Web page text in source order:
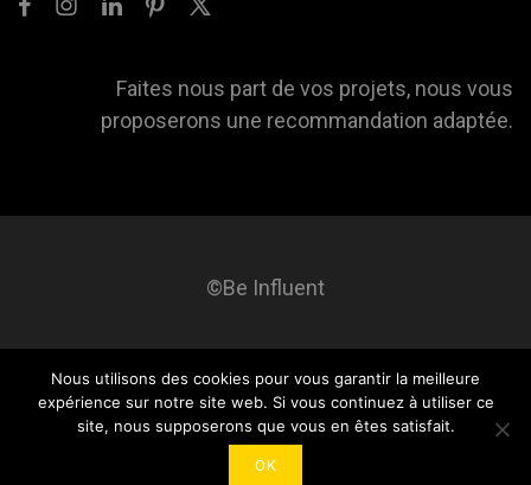
Faites nous part de vos projets, nous vous
proposerons une recommandation adaptée.
©Be Influent
Be influent A propos Blog Contact Mentions légales
Nous utilisons des cookies pour vous garantir la meilleure
expérience sur notre site web. Si vous continuez à utiliser ce
site, nous supposerons que vous en êtes satisfait.
OK